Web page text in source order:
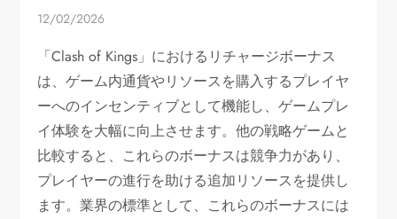
12/02/2026
「Clash of Kings」におけるリチャージボーナス
は、ゲーム内通貨やリソースを購入するプレイヤ
ーへのインセンティブとして機能し、ゲームプレ
イ体験を大幅に向上させます。他の戦略ゲームと
比較すると、これらのボーナスは競争力があり、
プレイヤーの進行を助ける追加リソースを提供し
ます。業界の標準として、これらのボーナスには